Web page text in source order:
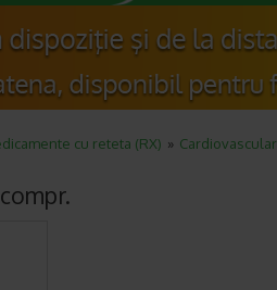
cu reteta (RX)
Cardiovascular